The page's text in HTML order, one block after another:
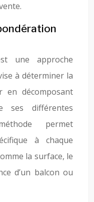
une approche
à déterminer la
en décomposant
différentes
permet
à chaque
la surface, le
d’un balcon ou